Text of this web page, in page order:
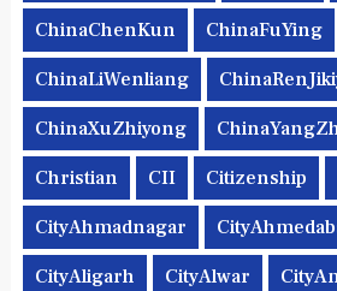
ChinaChenKun ChinaFuYing
ChinaLiWenliang
ChinaXuZhiyong
Christian CII Citizenship
CityAhmadnagar
CityAligarh CityAlwar